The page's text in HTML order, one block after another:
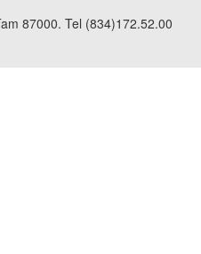
87000. Tel (834)172.52.00